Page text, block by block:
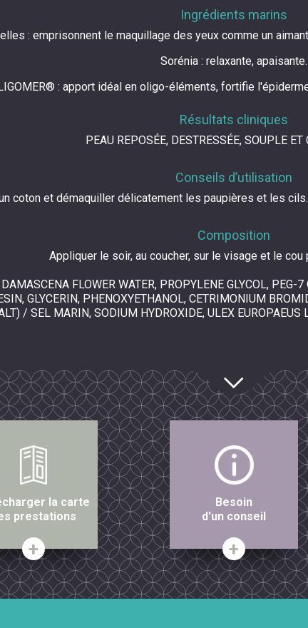
Ingrédients marins
: emprisonnent le maquillage des yeux comme un
Sorénia : relaxante, apaisante.
: apport idéal en oligo-éléments, fortifie
Résultats cliniques
PEAU REPOSÉE, DESTRESSÉE, SOUPLE ET
Conseils d’utilisation
coton et démaquiller délicatement les paupières et les
Composition
Appliquer le soir, au coucher, sur le visage et le
FLOWER WATER, PROPYLENE GLYCOL, PEG-
GLYCERIN, PHENOXYETHANOL, CETRIMONIUM
/ SEL MARIN, SODIUM HYDROXIDE, ULEX EUROPAEUS
la carte
prestations
Besoin
d'un conseil